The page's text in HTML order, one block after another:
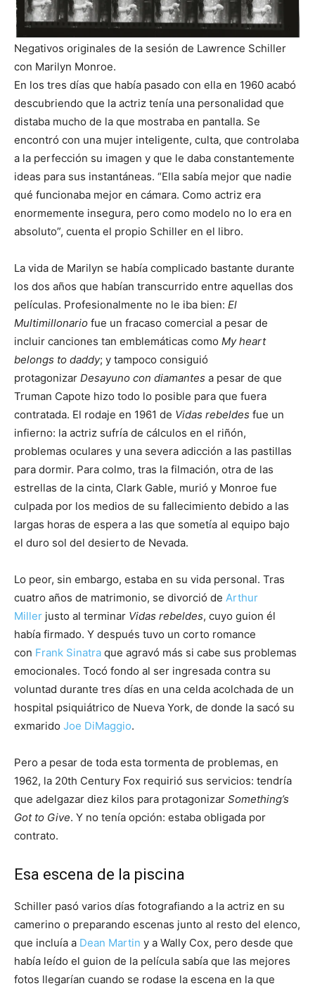
Negativos originales de la sesión de Lawrence Schiller
con Marilyn Monroe.
En los tres días que había pasado con ella en 1960 acabó
descubriendo que la actriz tenía una personalidad que
distaba mucho de la que mostraba en pantalla. Se
encontró con una mujer inteligente, culta, que controlaba
a la perfección su imagen y que le daba constantemente
ideas para sus instantáneas. “Ella sabía mejor que nadie
qué funcionaba mejor en cámara. Como actriz era
enormemente insegura, pero como modelo no lo era en
absoluto”, cuenta el propio Schiller en el libro.
La vida de Marilyn se había complicado bastante durante
los dos años que habían transcurrido entre aquellas dos
películas. Profesionalmente no le iba bien: El
Multimillonario fue un fracaso comercial a pesar de
incluir canciones tan emblemáticas como My heart
belongs to daddy; y tampoco consiguió
protagonizar Desayuno con diamantes a pesar de que
Truman Capote hizo todo lo posible para que fuera
contratada. El rodaje en 1961 de Vidas rebeldes fue un
infierno: la actriz sufría de cálculos en el riñón,
problemas oculares y una severa adicción a las pastillas
para dormir. Para colmo, tras la filmación, otra de las
estrellas de la cinta, Clark Gable, murió y Monroe fue
culpada por los medios de su fallecimiento debido a las
largas horas de espera a las que sometía al equipo bajo
el duro sol del desierto de Nevada.
Lo peor, sin embargo, estaba en su vida personal. Tras
cuatro años de matrimonio, se divorció de Arthur
Miller justo al terminar Vidas rebeldes, cuyo guion él
había firmado. Y después tuvo un corto romance
con Frank Sinatra que agravó más si cabe sus problemas
emocionales. Tocó fondo al ser ingresada contra su
voluntad durante tres días en una celda acolchada de un
hospital psiquiátrico de Nueva York, de donde la sacó su
exmarido Joe DiMaggio.
Pero a pesar de toda esta tormenta de problemas, en
1962, la 20th Century Fox requirió sus servicios: tendría
que adelgazar diez kilos para protagonizar Something’s
Got to Give. Y no tenía opción: estaba obligada por
contrato.
Esa escena de la piscina
Schiller pasó varios días fotografiando a la actriz en su
camerino o preparando escenas junto al resto del elenco,
que incluía a Dean Martin y a Wally Cox, pero desde que
había leído el guion de la película sabía que las mejores
fotos llegarían cuando se rodase la escena en la que